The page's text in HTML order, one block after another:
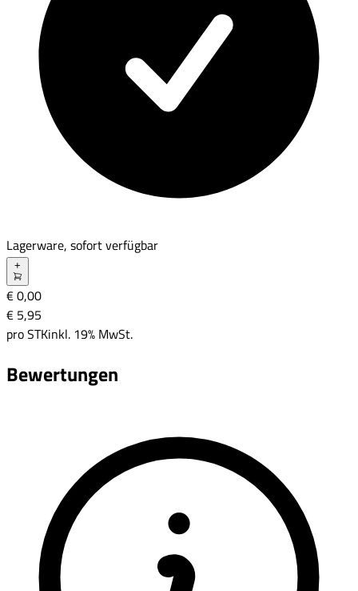
Lagerware, sofort verfügbar
€ 0,00
€ 5,95
proSTKinkl. 19% MwSt.
Bewertungen